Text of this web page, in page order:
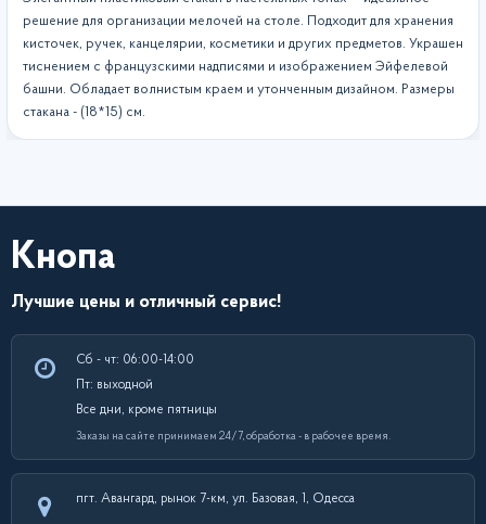
решение для организации мелочей на столе. Подходит для хранения
кисточек, ручек, канцелярии, косметики и других предметов. Украшен
тиснением с французскими надписями и изображением Эйфелевой
башни. Обладает волнистым краем и утонченным дизайном. Размеры
стакана - (18*15) см.
Кнопа
Лучшие цены и отличный сервис!
Сб - чт: 06:00-14:00
Пт: выходной
Все дни, кроме пятницы
Заказы на сайте принимаем 24/7, обработка - в рабочее время.
пгт. Авангард, рынок 7-км, ул. Базовая, 1, Одесса